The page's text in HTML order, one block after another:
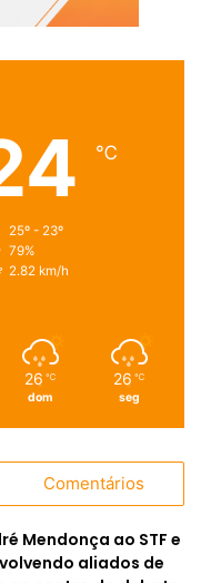
℃
25º - 23º
79%
2.82 km/h
26 ℃
dom
26 ℃
seg
Comentários
Mendonça ao STF e
aliados de